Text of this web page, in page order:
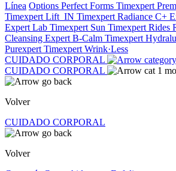
Línea Options Perfect Forms Timexpert
Timexpert Lift_IN Timexpert Radiance C+
Expert Lab Timexpert Sun Timexpert Rides
Cleansing Expert B-Calm Timexpert
Purexpert Timexpert Wrink·Less
CUIDADO CORPORAL
CUIDADO CORPORAL
Volver
CUIDADO CORPORAL
Volver